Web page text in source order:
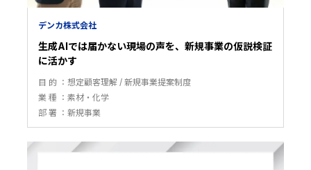
デンカ株式会社
生成AIでは届かない現場の声を、新規事業の仮説検証
に活かす
目 的 想定顧客理解
新規事業提案制度
業 種
素材・化学
部 署
新規事業